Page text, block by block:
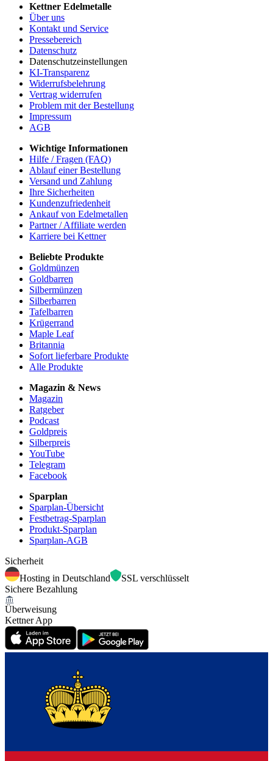
Kettner Edelmetalle
Über uns
Kontakt und Service
Pressebereich
Datenschutz
Datenschutzeinstellungen
KI-Transparenz
Widerrufsbelehrung
Vertrag widerrufen
Problem mit der Bestellung
Impressum
AGB
Wichtige Informationen
Hilfe / Fragen (FAQ)
Ablauf einer Bestellung
Versand und Zahlung
Ihre Sicherheiten
Kundenzufriedenheit
Ankauf von Edelmetallen
Partner / Affiliate werden
Karriere bei Kettner
Beliebte Produkte
Goldmünzen
Goldbarren
Silbermünzen
Silberbarren
Tafelbarren
Krügerrand
Maple Leaf
Britannia
Sofort lieferbare Produkte
Alle Produkte
Magazin & News
Magazin
Ratgeber
Podcast
Goldpreis
Silberpreis
YouTube
Telegram
Facebook
Sparplan
Sparplan-Übersicht
Festbetrag-Sparplan
Produkt-Sparplan
Sparplan-AGB
Sicherheit
Hosting in Deutschland
SSL verschlüsselt
Sichere Bezahlung
Überweisung
Kettner App